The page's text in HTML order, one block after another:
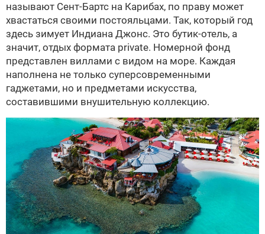
называют Сент-Бартс на Карибах, по праву может
хвастаться своими постояльцами. Так, который год
здесь зимует Индиана Джонс. Это бутик-отель, а
значит, отдых формата private. Номерной фонд
представлен виллами с видом на море. Каждая
наполнена не только суперсовременными
гаджетами, но и предметами искусства,
составившими внушительную коллекцию.